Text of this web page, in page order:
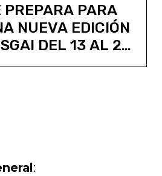
PARA
NUEVA EDICIÓN
DEL 13 AL 23
: